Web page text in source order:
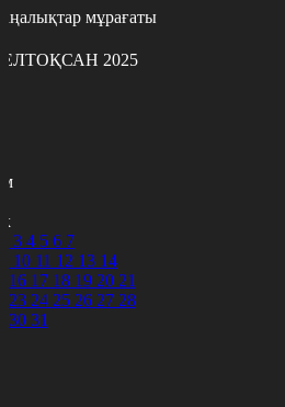
мұрағаты
2025
3 4 5 6 7
10 11 12 13 14
16 17 18 19 20 21
23 24 25 26 27 28
30 31